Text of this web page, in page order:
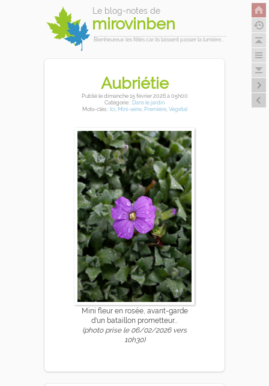
Le blog-notes de
mirovinben
Bienheureux les fêlés car ils laissent passer la lumière...
Aubriétie
Publiéle dimanche 15 février 2026à 05h00
Catégorie : Dans le jardin
Mots-clés : Ici, Mini-série, Première, Végétal
Mini fleur en rosée, avant-garde
d'un bataillon prometteur...
(photo prise le 06/02/2026 vers
10h30)